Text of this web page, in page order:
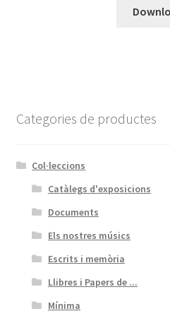
Categories de productes
Col·leccions
Catàlegs d'exposicions
Documents
Els nostres músics
Escrits i memòria
Llibres i Papers de ...
Mínima